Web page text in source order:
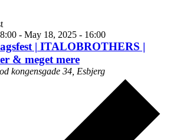
- May 18, 2025 - 16:00
| ITALOBROTHERS |
& meget mere
kongensgade 34, Esbjerg